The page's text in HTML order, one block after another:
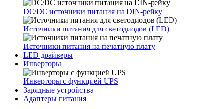
DC/DC источники питания на DIN-рейку
Источники питания для светодиодов (LED)
Источники питания на печатную плату
LED драйверы
Инверторы
Инверторы с функцией UPS
Зарядные устройства
Адаптеры питания